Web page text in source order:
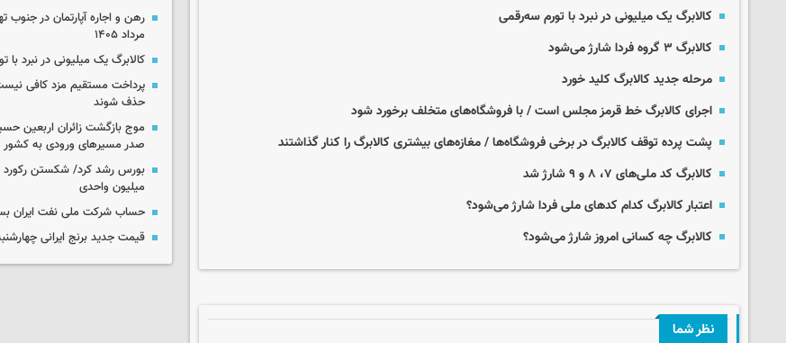
کالابرگ یک میلیونی در نبرد با تورم سه‌رقمی
کالابرگ ۳ گروه فردا شارژ می‌شود
مرحله جدید کالابرگ کلید خورد
اجرای کالابرگ خط قرمز مجلس است / با فروشگاه‌های متخلف برخورد شود
پشت پرده توقف کالابرگ در برخی فروشگاه‌ها / مغازه‌های بیشتری کالابرگ را کنار گذاشتند
کالابرگ کد ملی‌های ۷، ۸ و ۹ شارژ شد
اعتبار کالابرگ کدام کدهای ملی‌ فردا شارژ می‌شود؟
کالابرگ چه کسانی امروز شارژ می‌شود؟
نظر شما
مرداد ۱۴۰۵
کالابرگ یک میلیونی در نبرد با
پرداخت مستقیم مزد کافی
حذف شوند
موج بازگشت زائران اربعین
صدر مسیرهای ورودی به کشور
میلیون واحدی
حساب‌ شرکت ملی نفت ایران
قیمت جدید برنج ایرانی چهارشنبه ۱۴ مرداد